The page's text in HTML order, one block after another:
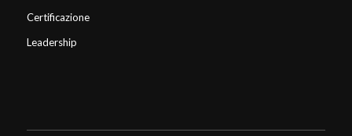
Certificazione
Leadership